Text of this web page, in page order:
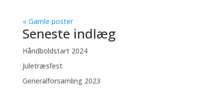
« Gamle poster
Seneste indlæg
Håndboldstart 2024
Juletræsfest
Generalforsamling 2023